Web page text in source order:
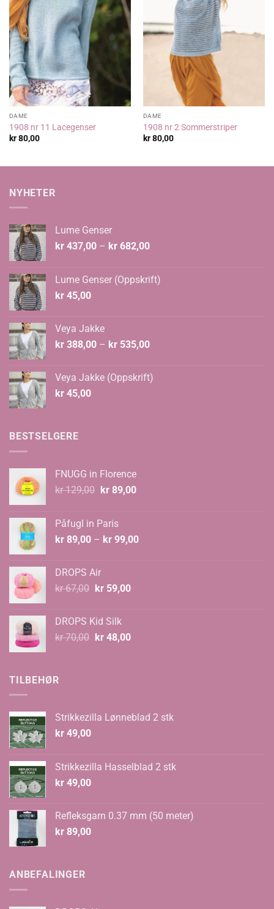
DAME
1908 nr 11 Lacegenser
kr80,00
DAME
1908 nr 2 Sommerstriper
kr80,00
NYHETER
Lume Genser
kr 437,00 – kr 682,00Prisområde:
kr 682,00
Lume Genser (Oppskrift)
kr 45,00
Veya Jakke
kr 388,00 – kr 535,00Prisområde:
kr 535,00
Veya Jakke (Oppskrift)
kr 45,00
BESTSELGERE
FNUGG in Florence
kr129,00 Opprinnelig
kr 129,00.
kr89,00Nåværende
Påfugl in Paris
kr 89,00 – kr 99,00Prisområde:
DROPS Air
kr67,00 Opprinnelig
kr 67,00.
kr59,00Nåværende
DROPS Kid Silk
kr70,00 Opprinnelig
kr48,00Nåværende
TILBEHØR
Strikkezilla Lønneblad 2 stk
kr 49,00
Strikkezilla Hasselblad 2 stk
kr 49,00
Refleksgarn 0.37 mm (50 meter)
kr 89,00
ANBEFALINGER